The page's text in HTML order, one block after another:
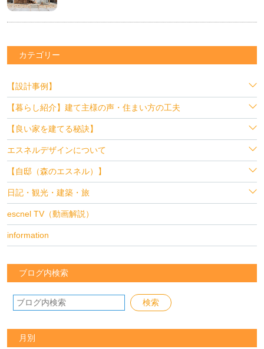
カテゴリー
【設計事例】
【暮らし紹介】建て主様の声・住まい方の工夫
【良い家を建てる秘訣】
エスネルデザインについて
【自邸（森のエスネル）】
日記・観光・建築・旅
escnel TV（動画解説）
information
ブログ内検索
月別